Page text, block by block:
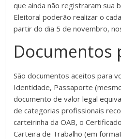
que ainda não registraram sua
Eleitoral poderão realizar o
partir do dia 5 de novembro,
Documentos
São documentos aceitos para
Identidade, Passaporte
documento de valor legal
de categorias profissionais
carteirinha da OAB, o
Carteira de Trabalho (em